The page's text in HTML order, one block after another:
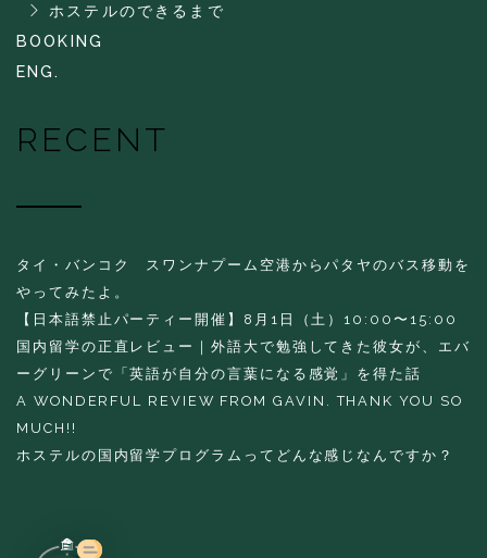
ホステルのできるまで
BOOKING
ENG.
RECENT
タイ・バンコク スワンナプーム空港からパタヤのバス移動を
やってみたよ。
【日本語禁止パーティー開催】8月1日（土）10:00〜15:00
国内留学の正直レビュー｜外語大で勉強してきた彼女が、エバ
ーグリーンで「英語が自分の言葉になる感覚」を得た話
A WONDERFUL REVIEW FROM GAVIN. THANK YOU SO
MUCH!!
ホステルの国内留学プログラムってどんな感じなんですか？